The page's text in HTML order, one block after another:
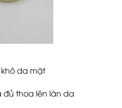
da mặt
đủ thoa lên làn da